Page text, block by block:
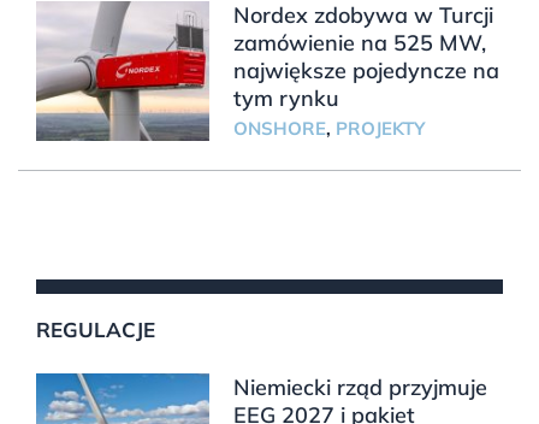
Nordex zdobywa w Turcji
zamówienie na 525 MW,
największe pojedyncze na
tym rynku
ONSHORE, PROJEKTY
REGULACJE
Niemiecki rząd przyjmuje
EEG 2027 i pakiet